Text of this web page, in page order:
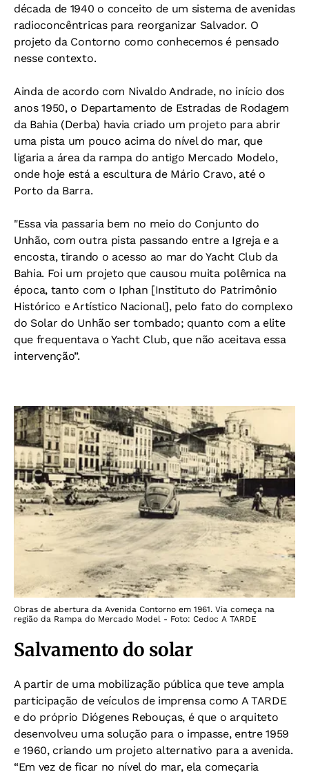
década de 1940 o conceito de um sistema de avenidas
radioconcêntricas para reorganizar Salvador. O
projeto da Contorno como conhecemos é pensado
nesse contexto.
Ainda de acordo com Nivaldo Andrade, no início dos
anos 1950, o Departamento de Estradas de Rodagem
da Bahia (Derba) havia criado um projeto para abrir
uma pista um pouco acima do nível do mar, que
ligaria a área da rampa do antigo Mercado Modelo,
onde hoje está a escultura de Mário Cravo, até o
Porto da Barra.
"Essa via passaria bem no meio do Conjunto do
Unhão, com outra pista passando entre a Igreja e a
encosta, tirando o acesso ao mar do Yacht Club da
Bahia. Foi um projeto que causou muita polêmica na
época, tanto com o Iphan [Instituto do Patrimônio
Histórico e Artístico Nacional], pelo fato do complexo
do Solar do Unhão ser tombado; quanto com a elite
que frequentava o Yacht Club, que não aceitava essa
intervenção”.
Obras de abertura da Avenida Contorno em 1961. Via começa na
região da Rampa do Mercado Model - Foto: Cedoc A TARDE
Salvamento do solar
A partir de uma mobilização pública que teve ampla
participação de veículos de imprensa como A TARDE
e do próprio Diógenes Rebouças, é que o arquiteto
desenvolveu uma solução para o impasse, entre 1959
e 1960, criando um projeto alternativo para a avenida.
“Em vez de ficar no nível do mar, ela começaria